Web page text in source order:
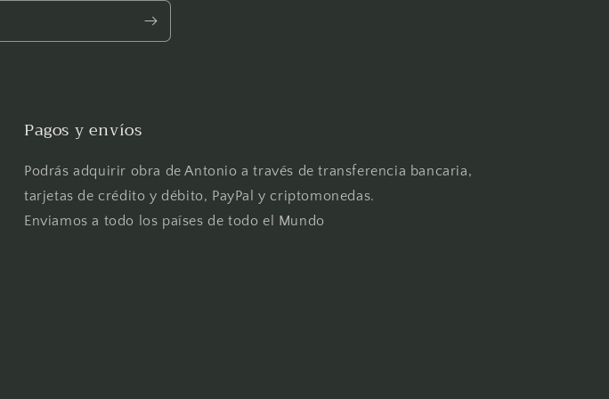
Pagos y envíos
Podrás adquirir obra de Antonio a través de transferencia bancaria,
tarjetas de crédito y débito, PayPal y criptomonedas.
Enviamos a todo los países de todo el Mundo